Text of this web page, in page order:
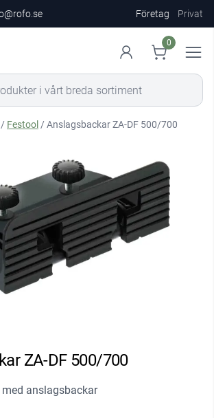
Företag Privat
0
/ Festool / Anslagsbackar ZA-DF 500/700
ZA-DF 500/700
anslagsbackar